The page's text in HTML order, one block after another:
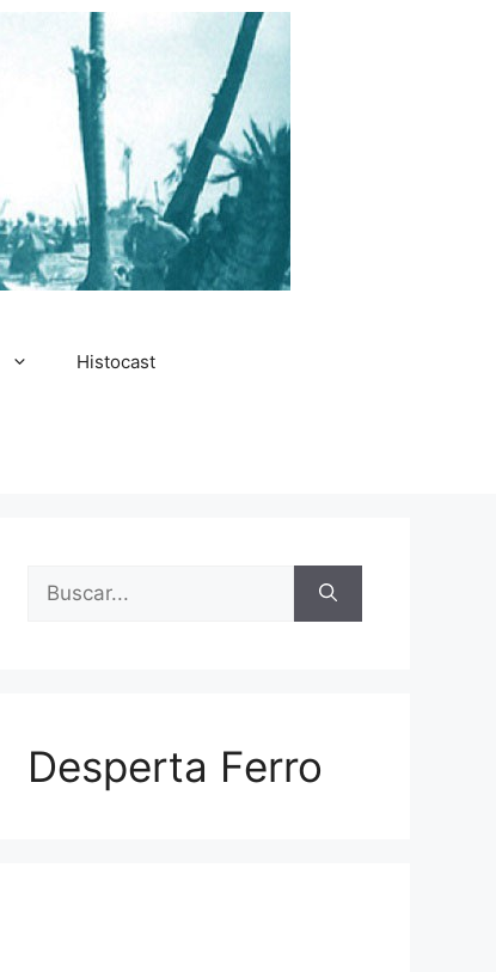
Histocast
Buscar:
Desperta Ferro